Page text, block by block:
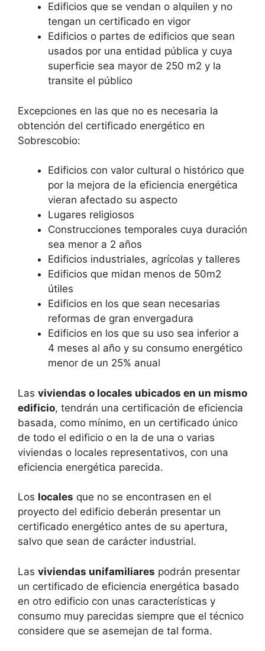
Edificios que se vendan o alquilen y no
tengan un certificado en vigor
Edificios o partes de edificios que sean
usados por una entidad pública y cuya
superficie sea mayor de 250 m2 y la
transite el público
Excepciones en las que no es necesaria la
obtención del certificado energético en
Sobrescobio:
Edificios con valor cultural o histórico que
por la mejora de la eficiencia energética
vieran afectado su aspecto
Lugares religiosos
Construcciones temporales cuya duración
sea menor a 2 años
Edificios industriales, agrícolas y talleres
Edificios que midan menos de 50m2
útiles
Edificios en los que sean necesarias
reformas de gran envergadura
Edificios en los que su uso sea inferior a
4 meses al año y su consumo energético
menor de un 25% anual
Las viviendas o locales ubicados en un mismo
edificio, tendrán una certificación de eficiencia
basada, como mínimo, en un certificado único
de todo el edificio o en la de una o varias
viviendas o locales representativos, con una
eficiencia energética parecida.
Los locales que no se encontrasen en el
proyecto del edificio deberán presentar un
certificado energético antes de su apertura,
salvo que sean de carácter industrial.
Las viviendas unifamiliares podrán presentar
un certificado de eficiencia energética basado
en otro edificio con unas características y
consumo muy parecidas siempre que el técnico
considere que se asemejan de tal forma.